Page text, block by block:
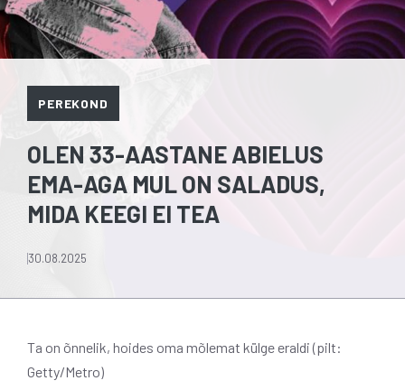
PEREKOND
OLEN 33-AASTANE ABIELUS
EMA-AGA MUL ON SALADUS,
MIDA KEEGI EI TEA
30.08.2025
Ta on õnnelik, hoides oma mõlemat külge eraldi (pilt:
Getty/Metro)